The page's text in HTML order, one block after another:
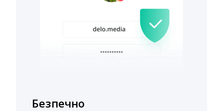
Безпечно